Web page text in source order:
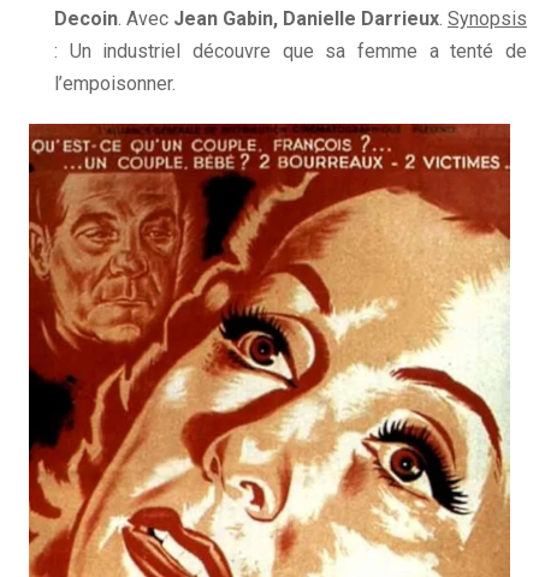
Decoin. Avec Jean Gabin, Danielle Darrieux. Synopsis
: Un industriel découvre que sa femme a tenté de
l’empoisonner.